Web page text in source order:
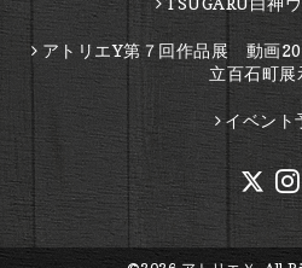
アトリエY第７回作品展 動画
立百石町展
イベント